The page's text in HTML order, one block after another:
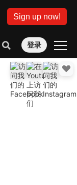
Sign up now!
登录